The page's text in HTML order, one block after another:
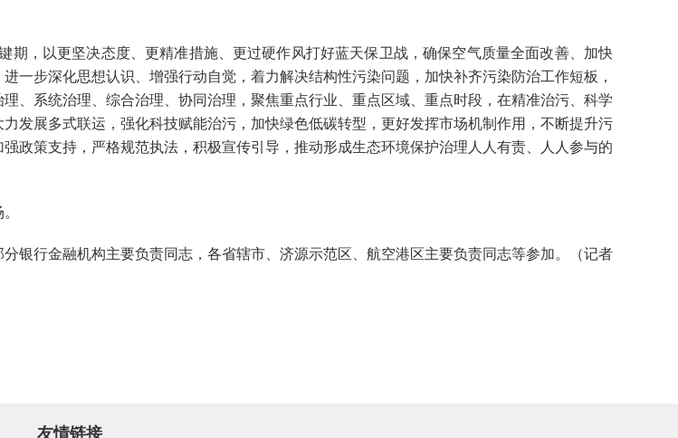
，以更坚决态度、更精准措施、更过硬作风打好蓝天保卫战，确保空气质量全面改善、加快
一步深化思想认识、增强行动自觉，着力解决结构性污染问题，加快补齐污染防治工作短板，
、系统治理、综合治理、协同治理，聚焦重点行业、重点区域、重点时段，在精准治污、科学
发展多式联运，强化科技赋能治污，加快绿色低碳转型，更好发挥市场机制作用，不断提升污
政策支持，严格规范执法，积极宣传引导，推动形成生态环境保护治理人人有责、人人参与的
行金融机构主要负责同志，各省辖市、济源示范区、航空港区主要负责同志等参加。（记者
友情链接